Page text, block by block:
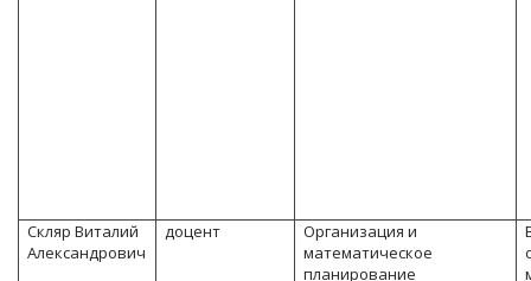
Скляр Виталий
Александрович
доцент
Организация и
математическое
планирование